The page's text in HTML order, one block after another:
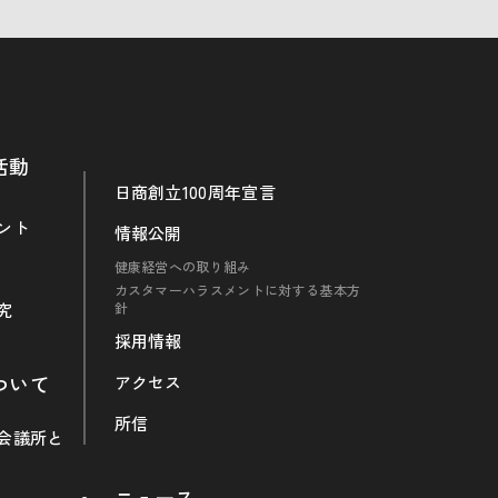
動
ト
いて
議所と
日商創立100周年宣言
情報公開
健康経営への取り組み
カスタマーハラスメントに対する基本方
針
採用情報
アクセス
所信